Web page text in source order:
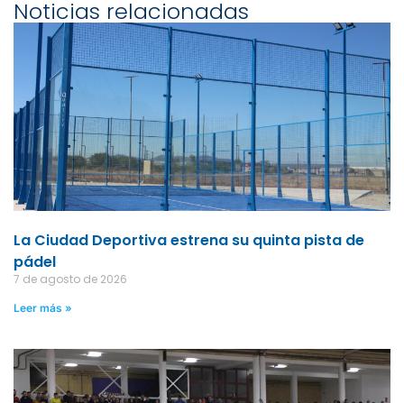
Noticias relacionadas
La Ciudad Deportiva estrena su quinta pista de
pádel
7 de agosto de 2026
Leer más »